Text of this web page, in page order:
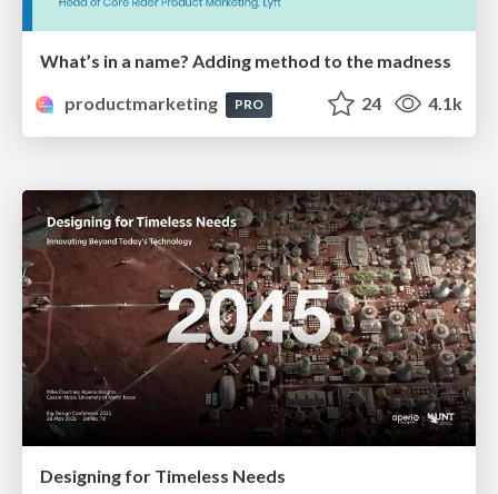
What’s in a name? Adding method to the madness
productmarketing
PRO 24 4.1k
Designing for Timeless Needs